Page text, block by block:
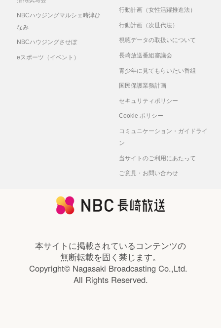
NBCハウジングマルシェ時津ひ
なみ
NBCハウジングさせぼ
eスポーツ（イベント）
行動計画（女性活躍推進法）
行動計画（次世代法）
視聴データの取扱いについて
長崎放送番組審議会
青少年に見てもらいたい番組
国民保護業務計画
セキュリティポリシー
Cookie ポリシー
コミュニケーション・ガイドライ
ン
当サイトのご利用にあたって
ご意見・お問い合わせ
本サイトに掲載されているコンテンツの
無断転載を固く禁じます。
Copyright© Nagasaki Broadcasting Co.,Ltd.
All Rights Reserved.